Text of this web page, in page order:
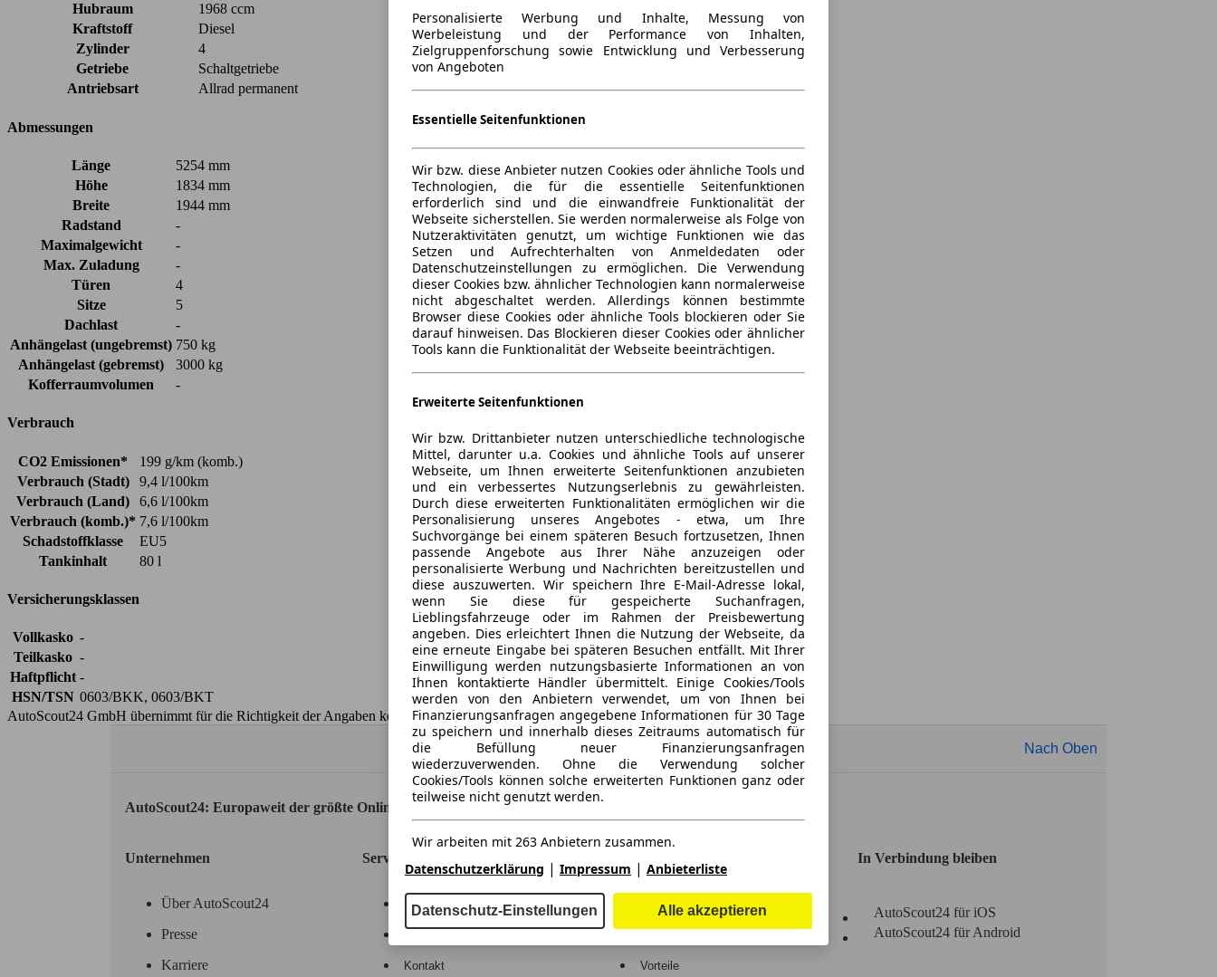
Hubraum
1968 ccm
Kraftstoff
Diesel
Zylinder
4
Getriebe
Schaltgetriebe
Antriebsart
Allrad permanent
Abmessungen
Länge
5254 mm
Höhe
1834 mm
Breite
1944 mm
Radstand
-
Maximalgewicht
-
Max. Zuladung
-
Türen
4
Sitze
5
Dachlast
-
Anhängelast (ungebremst) 750 kg
Anhängelast (gebremst)
3000 kg
Kofferraumvolumen
-
Verbrauch
CO2 Emissionen*
199 g/km (komb.)
Verbrauch (Stadt)
9,4 l/100km
Verbrauch (Land)
6,6 l/100km
Verbrauch (komb.)* 7,6 l/100km
Schadstoffklasse
EU5
Tankinhalt
80 l
Versicherungsklassen
Vollkasko -
Teilkasko -
Haftpflicht -
HSN/TSN 0603/BKK, 0603/BKT
AutoScout24 GmbH übernimmt für die Richtigkeit der Angaben keine Gewähr.
Nach Oben
AutoScout24: Europaweit der größte Online-Automarkt.
Unternehmen
Über AutoScout24
Presse
Karriere
Service
Hilfe
Kontakt
Anmelden
Vorteile
In Verbindung bleiben
AutoScout24 für iOS
AutoScout24 für Android
Personalisierte Werbung und Inhalte, Messung von
Werbeleistung und der Performance von Inhalten,
Zielgruppenforschung sowie Entwicklung und Verbesserung
von Angeboten
Essentielle Seitenfunktionen
Wir bzw. diese Anbieter nutzen Cookies oder ähnliche Tools und
Technologien, die für die essentielle Seitenfunktionen
erforderlich sind und die einwandfreie Funktionalität der
Webseite sicherstellen. Sie werden normalerweise als Folge von
Nutzeraktivitäten genutzt, um wichtige Funktionen wie das
Setzen und Aufrechterhalten von Anmeldedaten oder
Datenschutzeinstellungen zu ermöglichen. Die Verwendung
dieser Cookies bzw. ähnlicher Technologien kann normalerweise
nicht abgeschaltet werden. Allerdings können bestimmte
Browser diese Cookies oder ähnliche Tools blockieren oder Sie
darauf hinweisen. Das Blockieren dieser Cookies oder ähnlicher
Tools kann die Funktionalität der Webseite beeinträchtigen.
Erweiterte Seitenfunktionen
Wir bzw. Drittanbieter nutzen unterschiedliche technologische
Mittel, darunter u.a. Cookies und ähnliche Tools auf unserer
Webseite, um Ihnen erweiterte Seitenfunktionen anzubieten
und ein verbessertes Nutzungserlebnis zu gewährleisten.
Durch diese erweiterten Funktionalitäten ermöglichen wir die
Personalisierung unseres Angebotes - etwa, um Ihre
Suchvorgänge bei einem späteren Besuch fortzusetzen, Ihnen
passende Angebote aus Ihrer Nähe anzuzeigen oder
personalisierte Werbung und Nachrichten bereitzustellen und
diese auszuwerten. Wir speichern Ihre E-Mail-Adresse lokal,
wenn Sie diese für gespeicherte Suchanfragen,
Lieblingsfahrzeuge oder im Rahmen der Preisbewertung
angeben. Dies erleichtert Ihnen die Nutzung der Webseite, da
eine erneute Eingabe bei späteren Besuchen entfällt. Mit Ihrer
Einwilligung werden nutzungsbasierte Informationen an von
Ihnen kontaktierte Händler übermittelt. Einige Cookies/Tools
werden von den Anbietern verwendet, um von Ihnen bei
Finanzierungsanfragen angegebene Informationen für 30 Tage
zu speichern und innerhalb dieses Zeitraums automatisch für
die Befüllung neuer Finanzierungsanfragen
wiederzuverwenden. Ohne die Verwendung solcher
Cookies/Tools können solche erweiterten Funktionen ganz oder
teilweise nicht genutzt werden.
Wir arbeiten mit 263 Anbietern zusammen.
Datenschutzerklärung | Impressum | Anbieterliste
Datenschutz-Einstellungen Alle akzeptieren